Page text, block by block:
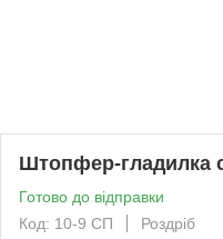
Штопфер-гладилка
Готово до відправки
Код: 10-9 СП
Роздріб